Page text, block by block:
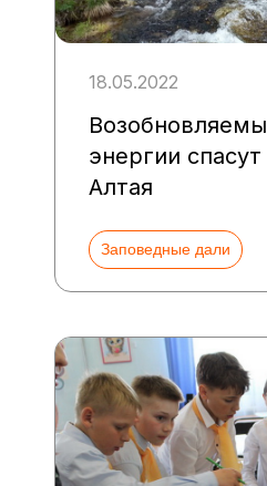
18.05.2022
энергии
Алтая
Заповедные дали